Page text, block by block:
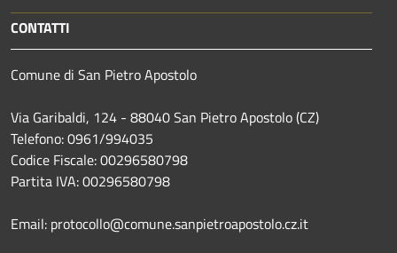
CONTATTI
Comune di San Pietro Apostolo
Via Garibaldi, 124 - 88040 San Pietro Apostolo (CZ)
Telefono: 0961/994035
Codice Fiscale: 00296580798
Partita IVA: 00296580798
Email: protocollo@comune.sanpietroapostolo.cz.it